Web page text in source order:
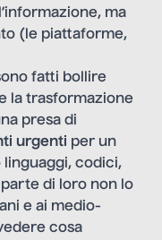
ma
(le piattaforme,
fatti bollire
la trasformazione
presa di
urgenti per un
linguaggi, codici,
di loro non lo
e ai medio-
cosa